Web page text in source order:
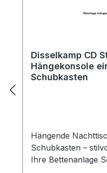
Disselkamp CD
Hängekonsole
Schubkasten
Hängende
Schubkasten –
Ihre Bettenanlage